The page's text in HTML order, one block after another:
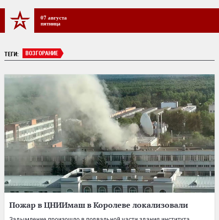
07 августа
пятница
ТЕГИ: ВОЗГОРАНИЕ
Пожар в ЦНИИмаш в Королеве локализовали